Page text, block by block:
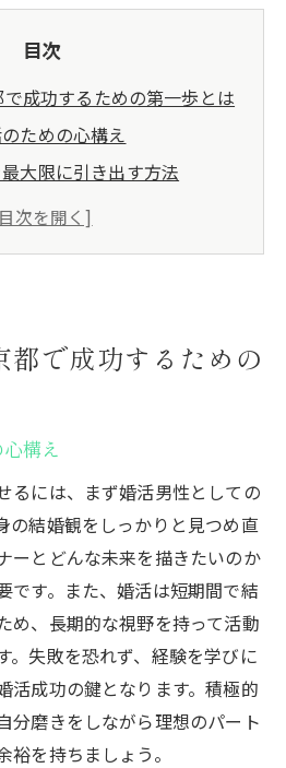
目次
成功するための第一歩とは
ための心構え
大限に引き出す方法
イベントに参加するメリット
おける男性の特徴とその成
べき柔軟なコミュニケーシ
れる男性像とは
ぶ心得
習を尊重する姿勢
を共有できるパートナー探
るスキルと東京都の特性を
都で成功するための
構え
るには、まず婚活男性としての
の結婚観をしっかりと見つめ直
ーとどんな未来を描きたいのか
です。また、婚活は短期間で結
め、長期的な視野を持って活動
。失敗を恐れず、経験を学びに
活成功の鍵となります。積極的
分磨きをしながら理想のパート
を持ちましょう。